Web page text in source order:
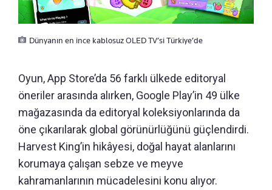
Dünyanın en ince kablosuz OLED TV’si Türkiye’de
Oyun, App Store’da 56 farklı ülkede editoryal
öneriler arasında alırken, Google Play’in 49 ülke
mağazasında da editoryal koleksiyonlarında da
öne çıkarılarak global görünürlüğünü güçlendirdi.
Harvest King’in hikâyesi, doğal hayat alanlarını
korumaya çalışan sebze ve meyve
kahramanlarının mücadelesini konu alıyor.